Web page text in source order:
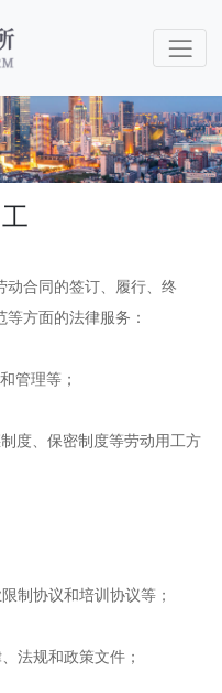
动合同的签订、履行、终
方面的法律服务：
管理等；
度、保密制度等劳动用工方
制协议和培训协议等；
法规和政策文件；